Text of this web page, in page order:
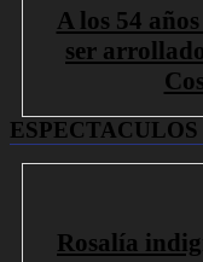
A los 54
ser
ESPECTACULOS
Rosalía